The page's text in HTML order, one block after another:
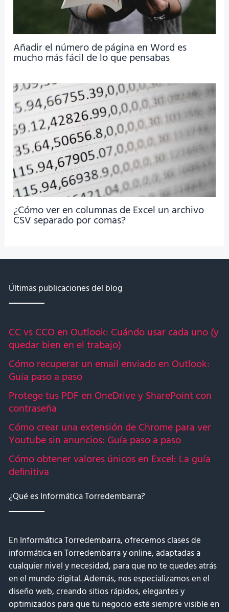
Añadir el número de página en Word es
mucho más fácil de lo que pensabas
¿Cómo ver en columnas de Excel un archivo
CSV separado por comas?
Últimas publicaciones del blog
CC vs CCO en Outlook: Cuándo usar cada uno (y
quedar bien en el trabajo)
Cómo recuperar un email enviado en Outlook:
Guía paso a paso
Protege tus PDF en OneDrive y SharePoint con
contraseña
Cómo crear una extensión de Chrome para ver
Youtube sin anuncios: Guía paso a paso
Cómo obtener valores únicos en Excel: La guía
definitiva
¿Qué es Informática Torredembarra?
En Informática Torredembarra, ofrecemos clases de
informática en Torredembarra y online, adaptadas a
cualquier nivel y necesidad, para que no te quedes atrás
en el mundo digital. Además, nos especializamos en el
diseño web, creando sitios rápidos, elegantes y
optimizados para que tu negocio esté siempre visible en